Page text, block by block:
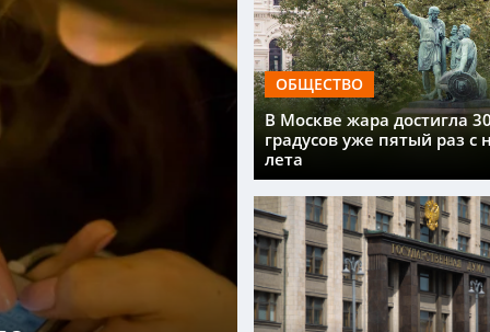
ОБЩЕСТВО
В Москве жара достигла
градусов уже пятый раз с
лета